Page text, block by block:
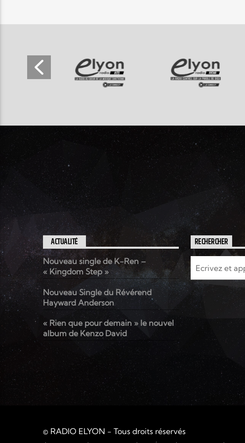
ACTUALITÉ
Nouveau single de K-Ren –
« Kingdom Step »
Nouveau Single du Révérend
Hayward Anderson
« Rien que pour demain » le nouvel
album de Kenzo David
RECHERCHER
© RADIO ELYON - Tous droits réservés